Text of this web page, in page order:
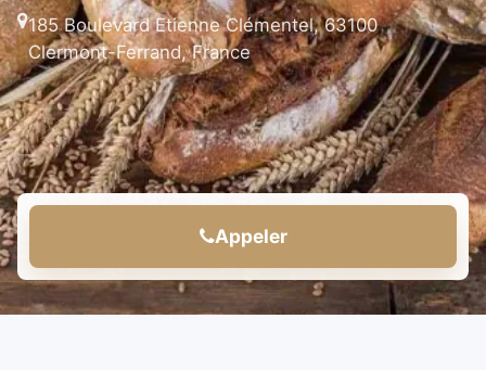
185 Boulevard Etienne Clémentel, 63100
Clermont-Ferrand, France
Appeler